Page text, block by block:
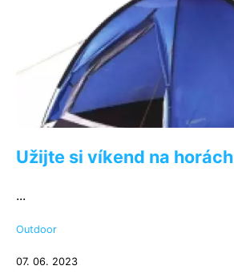
Užijte si víkend na horách
...
Outdoor
07. 06. 2023